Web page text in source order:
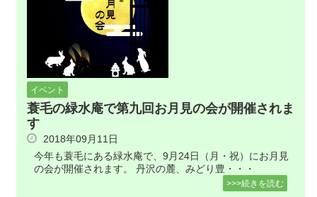
イベント
蓑毛の緑水庵で第九回お月見の会が開催されま
す
2018年09月11日
今年も蓑毛にある緑水庵で、9月24日（月・祝）にお月見
の会が開催されます。 丹沢の麓、みどり豊・・・
>>>続きを読む